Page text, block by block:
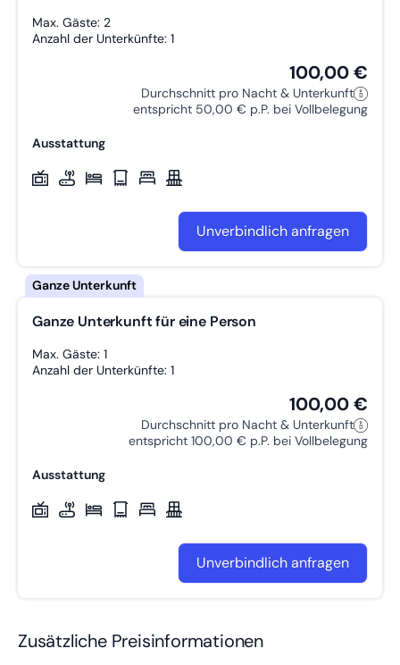
Max. Gäste: 2
Anzahl der Unterkünfte: 1
100,00 €
Durchschnitt pro Nacht & Unterkunft
entspricht 50,00 € p.P. bei Vollbelegung
Ausstattung
Unverbindlich anfragen
Ganze Unterkunft für eine Person
Max. Gäste: 1
Anzahl der Unterkünfte: 1
100,00 €
Durchschnitt pro Nacht & Unterkunft
entspricht 100,00 € p.P. bei Vollbelegung
Ausstattung
Unverbindlich anfragen
Zusätzliche Preisinformationen